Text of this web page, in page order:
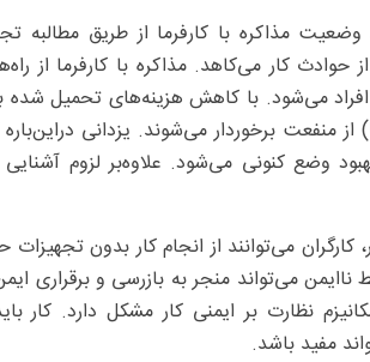
مذاکره با کارفرما از طریق مطالبه
حوادث کار می‌کاهد. مذاکره با کارفرما
می‌شود. با کاهش هزینه‌های تحمیل‌ شده
از منفعت برخوردار می‌شوند. یزدانی
وضع کنونی می‌شود. علاوه‌بر لزوم
کارگران می‌توانند از انجام کار بدون
می‌تواند منجر به بازرسی و برقراری
نظارت بر ایمنی کار مشکل دارد. کار
مفید باشد.